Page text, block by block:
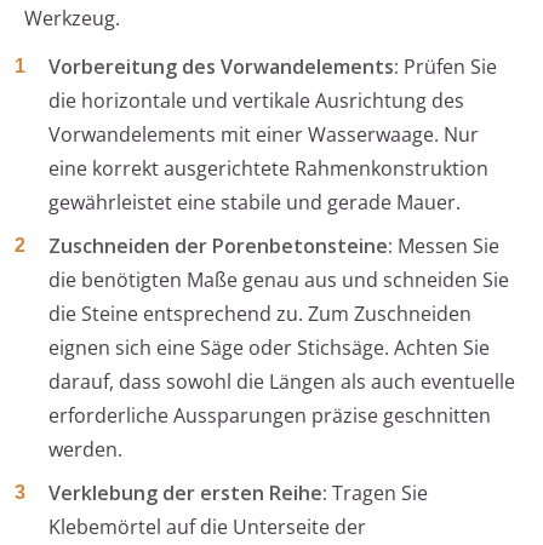
Werkzeug.
Vorbereitung des Vorwandelements: Prüfen Sie
die horizontale und vertikale Ausrichtung des
Vorwandelements mit einer Wasserwaage. Nur
eine korrekt ausgerichtete Rahmenkonstruktion
gewährleistet eine stabile und gerade Mauer.
Zuschneiden der Porenbetonsteine: Messen Sie
die benötigten Maße genau aus und schneiden Sie
die Steine entsprechend zu. Zum Zuschneiden
eignen sich eine Säge oder Stichsäge. Achten Sie
darauf, dass sowohl die Längen als auch eventuelle
erforderliche Aussparungen präzise geschnitten
werden.
Verklebung der ersten Reihe: Tragen Sie
Klebemörtel auf die Unterseite der